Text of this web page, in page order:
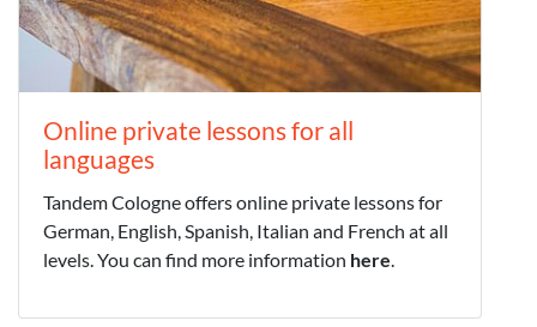
Online private lessons for all
languages
Tandem Cologne offers online private lessons for
German, English, Spanish, Italian and French at all
levels. You can find more information here